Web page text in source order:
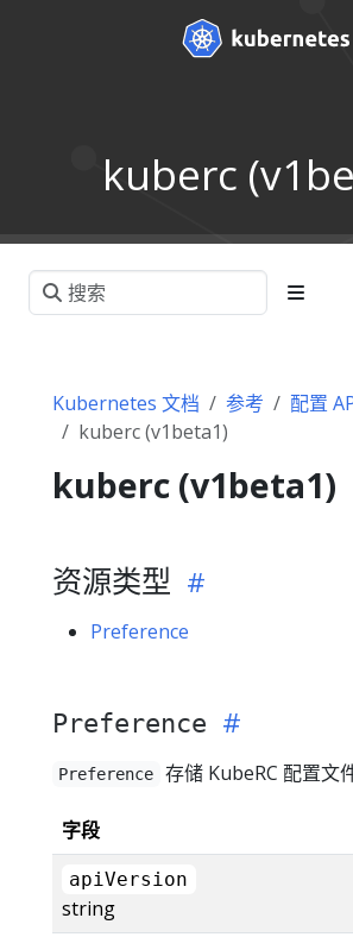
kuberc
Kubernetes 文档 参考
配置
kuberc (v1beta1)
kuberc (v1beta1)
资源类型
Preference
Preference
Preference 存储 KubeRC 配置文
字段
apiVersion
string